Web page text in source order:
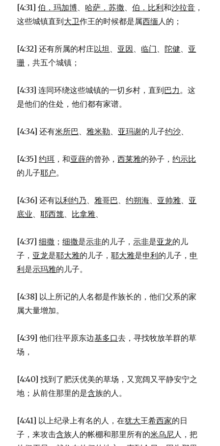
[4:31]伯．玛加博、 哈萨．苏撒、伯．比利和沙拉音 ，
这些城镇直到大卫作王的时候都是属西缅人的；
[4:32] 还有所属的村庄以坦 、 亚因、 临门、 陀健、 亚
珊 ，共五个城镇；
[4:33] 连同环绕这些城镇的一切乡村，直到巴力。这
是他们的住处，他们都有家谱。
[4:34] 还有米所巴、雅米勒、 亚玛谢的儿子约沙、
[4:35]约珥 ，和亚薛的曾孙，西莱雅的孙子，约示比
的儿子耶户。
[4:36] 还有以利约乃、雅哥巴、约朔海、 亚帅雅、 亚
底业、耶西篾、 比拿雅、
[4:37]细撒 ；细撒是示非的儿子，示非是亚龙的儿
子， 亚龙是耶大雅的儿子，耶大雅是申利的儿子， 申
利是示玛雅的儿子。
[4:38] 以上所记的人名都是作族长的，他们父系的家
属大量增加。
[4:39] 他们往平原东边基多口去，寻找牧放羊群的草
场，
[4:40] 找到了肥沃优美的草场，又宽阔又平静安宁之
地；从前住那里的是含族的人。
[4:41] 以上纪录上有名的人，在犹大王希西家的日
子，来攻击含族人的帐棚和那里所有的米乌尼人，把